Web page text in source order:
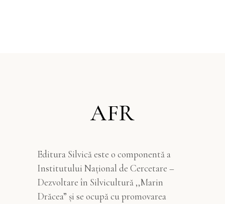
AFR
Editura Silvică este o componentă a
Institutului Național de Cercetare –
Dezvoltare în Silvicultură ,,Marin
Drăcea” și se ocupă cu promovarea